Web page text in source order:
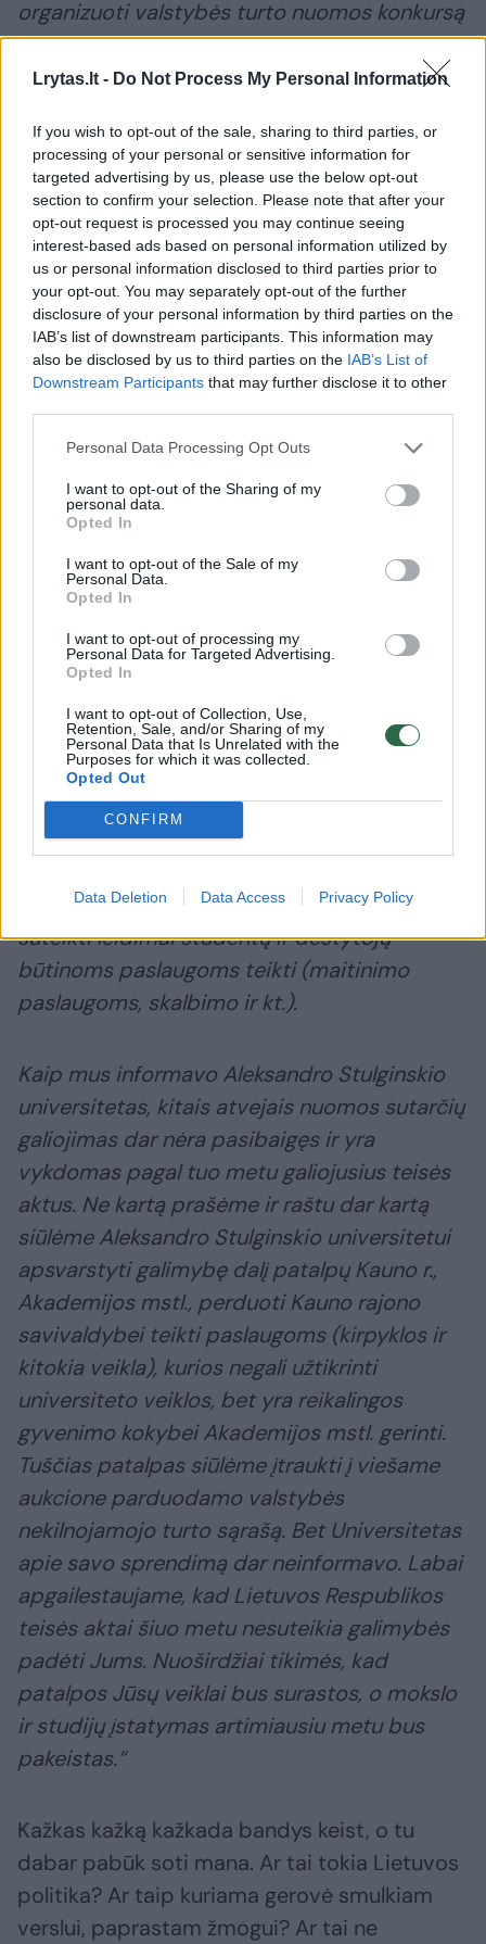
Lrytas.lt - Do Not Process My Personal Information
If you wish to opt-out of the sale, sharing to third parties, or
processing of your personal or sensitive information for
targeted advertising by us, please use the below opt-out
section to confirm your selection. Please note that after your
opt-out request is processed you may continue seeing
interest-based ads based on personal information utilized by
us or personal information disclosed to third parties prior to
your opt-out. You may separately opt-out of the further
disclosure of your personal information by third parties on the
IAB’s list of downstream participants. This information may
also be disclosed by us to third parties on the IAB’s List of
Downstream Participants that may further disclose it to other
Personal Data Processing Opt Outs
I want to opt-out of the Sharing of my
personal data.
Opted In
I want to opt-out of the Sale of my
Personal Data.
Opted In
I want to opt-out of processing my
Personal Data for Targeted Advertising.
Opted In
I want to opt-out of Collection, Use,
Retention, Sale, and/or Sharing of my
Personal Data that Is Unrelated with the
Purposes for which it was collected.
Opted Out
CONFIRM
Data Deletion Data Access Privacy Policy
organizuoti valstybės turto nuomos konkursą
kirpyklos veiklai vykdyti. Tačiau universitetas
yra viešoji įstaiga ir valstybės nekilnojamasis
birželio 6 d. valstybės turto patikėjimo
sutartį Nr. S-356.
Pagal Lietuvos Respublikos mokslo ir studijų
įstatymo 80 straipsnio 5 dalies nuostatas ir
minėtą sutartį, perduotą valstybės turtą
universitetas gali išnuomoti, tik jeigu tai
būtina aukštosios mokyklos veiklai užtikrinti.
Tokio pagrindimo, kad kirpyklos veikla būtina
aukštosios mokyklos veiklai užtikrinti,
Aleksandro Stulginskio universitetas neturi.
Švietimo ir mokslo ministerija neturi teisinio
pagrindo. Taip pat informuojame, kad Kauno
apskrities vyriausiajam policijos komisariatui
patalpos Akademijos mstl., Universiteto g. 3,
suteiktos pagal panaudos sutartį, kaip
biudžetinei įstaigai, kuri Akademijos
miestelyje užtikrina viešąją tvarką. Patalpos
taip pat perduotos Kauno rajono greitosios
medicinos pagalbos stočiai, kuri užtikrina
ir Noreikiškių mstl. gyventojams. Be to, buvo
suteikti leidimai studentų ir dėstytojų
būtinoms paslaugoms teikti (maitinimo
paslaugoms, skalbimo ir kt.).
Kaip mus informavo Aleksandro Stulginskio
universitetas, kitais atvejais nuomos sutarčių
galiojimas dar nėra pasibaigęs ir yra
vykdomas pagal tuo metu galiojusius teisės
aktus. Ne kartą prašėme ir raštu dar kartą
siūlėme Aleksandro Stulginskio universitetui
apsvarstyti galimybę dalį patalpų Kauno r.,
Akademijos mstl., perduoti Kauno rajono
savivaldybei teikti paslaugoms (kirpyklos ir
kitokia veikla), kurios negali užtikrinti
universiteto veiklos, bet yra reikalingos
gyvenimo kokybei Akademijos mstl. gerinti.
Tuščias patalpas siūlėme įtraukti į viešame
aukcione parduodamo valstybės
nekilnojamojo turto sąrašą. Bet Universitetas
apie savo sprendimą dar neinformavo. Labai
apgailestaujame, kad Lietuvos Respublikos
teisės aktai šiuo metu nesuteikia galimybės
padėti Jums. Nuoširdžiai tikimės, kad
patalpos Jūsų veiklai bus surastos, o mokslo
ir studijų įstatymas artimiausiu metu bus
pakeistas.“
Kažkas kažką kažkada bandys keist, o tu
dabar pabūk soti mana. Ar tai tokia Lietuvos
politika? Ar taip kuriama gerovė smulkiam
verslui, paprastam žmogui? Ar tai ne